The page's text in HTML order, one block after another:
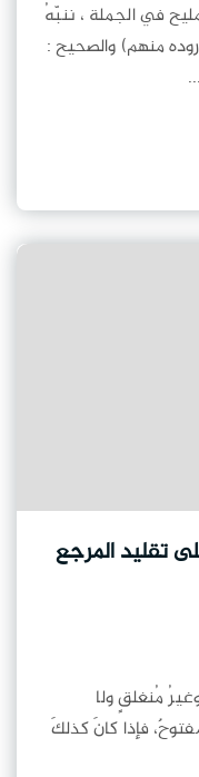
في الجملة ، ننبّهُ
منهم) والصحيح :
تقليد المرجع
مُنغلقٍ ولا
فإذا كانَ كذلكَ